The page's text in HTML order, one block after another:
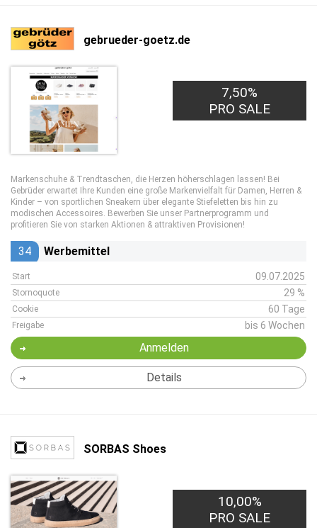
gebrueder-goetz.de
7,50%
PRO SALE
Markenschuhe & Trendtaschen, die Herzen höherschlagen lassen! Bei
Gebrüder erwartet Ihre Kunden eine große Markenvielfalt für Damen, Herren &
Kinder – von sportlichen Sneakern über elegante Stiefeletten bis hin zu
modischen Accessoires. Bewerben Sie unser Partnerprogramm und
profitieren Sie von starken Aktionen & attraktiven Provisionen!
34 Werbemittel
Start 09.07.2025
Stornoquote 29 %
Cookie 60 Tage
Freigabe bis 6 Wochen
Anmelden
Details
SORBAS Shoes
10,00%
PRO SALE